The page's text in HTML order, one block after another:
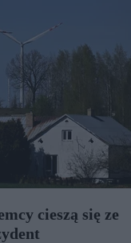
cieszą się ze